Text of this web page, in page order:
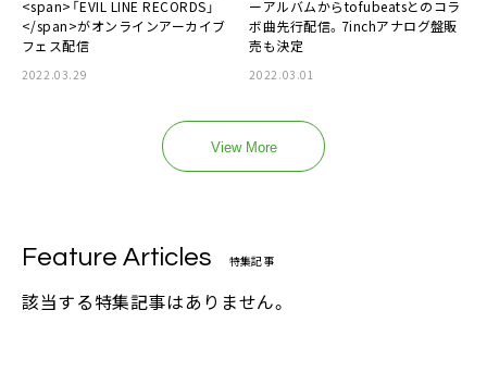
<span>「EVIL LINE RECORDS」
</span>がオンラインアーカイブ
フェス配信
2022.03.29
ーアルバムからtofubeatsとのコラ
ボ曲先行配信。7inchアナログ盤販
売も決定
2022.03.01
View More
Feature Articles 特集記事
該当する特集記事はありません。